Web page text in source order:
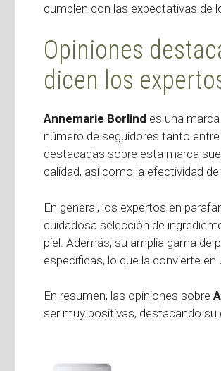
cumplen con las expectativas de
Opiniones
dicen los
Annemarie Borlind es una
número de seguidores tanto
destacadas sobre esta marca
calidad, así como la efectividad
En general, los expertos en
cuidadosa selección de
piel. Además, su amplia gama
específicas, lo que la convierte
En resumen, las opiniones sobre
ser muy positivas, destacando